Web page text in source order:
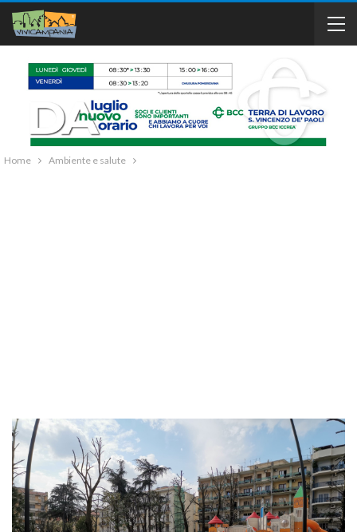
Home Ambiente e salute